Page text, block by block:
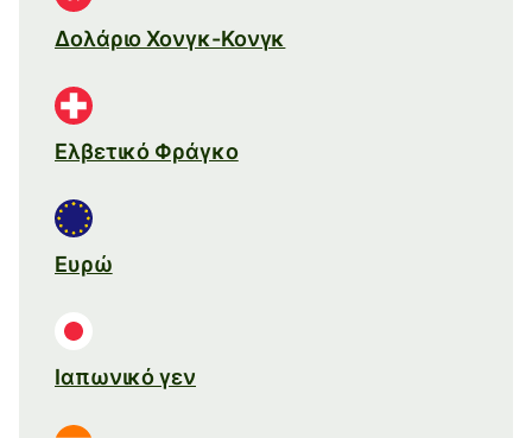
Δολάριο Χονγκ-Κονγκ
Ελβετικό Φράγκο
Ευρώ
Ιαπωνικό γεν